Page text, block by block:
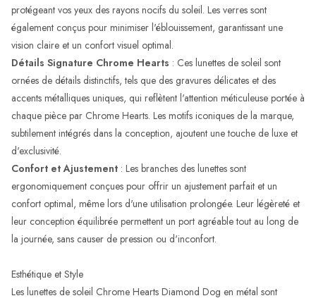
protégeant vos yeux des rayons nocifs du soleil. Les verres sont
également conçus pour minimiser l'éblouissement, garantissant une
vision claire et un confort visuel optimal.
Détails Signature Chrome Hearts : Ces lunettes de soleil sont
ornées de détails distinctifs, tels que des gravures délicates et des
accents métalliques uniques, qui reflètent l'attention méticuleuse portée à
chaque pièce par Chrome Hearts. Les motifs iconiques de la marque,
subtilement intégrés dans la conception, ajoutent une touche de luxe et
d'exclusivité.
Confort et Ajustement : Les branches des lunettes sont
ergonomiquement conçues pour offrir un ajustement parfait et un
confort optimal, même lors d'une utilisation prolongée. Leur légèreté et
leur conception équilibrée permettent un port agréable tout au long de
la journée, sans causer de pression ou d'inconfort.
Esthétique et Style
Les lunettes de soleil Chrome Hearts Diamond Dog en métal sont